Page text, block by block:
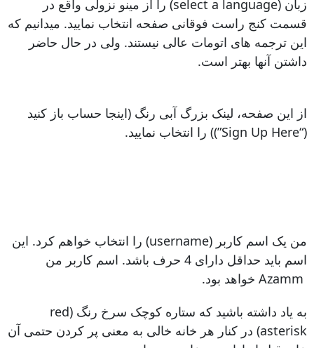
زبان (select a language) را از مینو نزولی واقع در
قسمت کنج راست فوقانی صفحه انتخاب نمایید. میدانیم که
این ترجمه های اتومات عالی نیستند. ولی در حال حاضر
داشتن آنها بهتر است.
از این صفحه، لینک بزرگ آبی رنگ (اینجا حساب باز کنید
(“Sign Up Here”)) را انتخاب نمایید.
من یک اسم کاربر (username) را انتخاب خواهم کرد. این
اسم باید حداقل دارای 4 حرف باشد. اسم کاربر من
به یاد داشته باشید که ستاره کوچک سرخ رنگ (red
asterisk) در کنار هر خانه خالی به معنی پر کردن حتمی آن